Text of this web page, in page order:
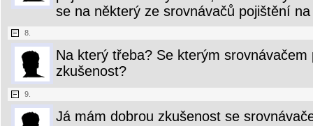
se na některý ze srovnávačů pojištění
8.
Na který třeba? Se kterým
zkušenost?
9.
Já mám dobrou zkušenost se